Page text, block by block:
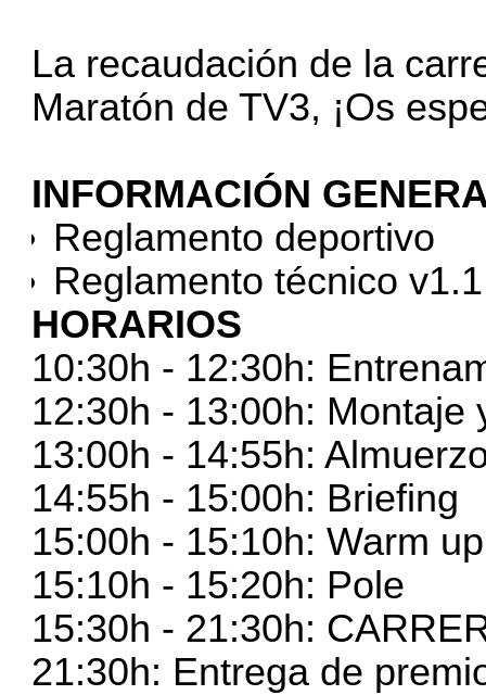
La recaudación de la
Maratón de TV3, ¡Os
INFORMACIÓN
Reglamento deportivo
Reglamento técnico v1.1
HORARIOS
10:30h - 12:30h:
12:30h - 13:00h: Montaje
13:00h - 14:55h:
14:55h - 15:00h: Briefing
15:00h - 15:10h: Warm up
15:10h - 15:20h: Pole
15:30h - 21:30h:
21:30h: Entrega de